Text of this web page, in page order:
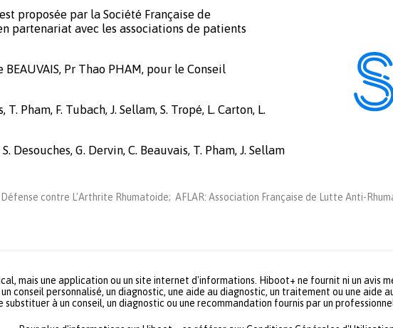
proposée par la Société Française de
partenariat avec les associations de patients
BEAUVAIS, Pr Thao PHAM, pour le Conseil
T. Pham, F. Tubach, J. Sellam, S. Tropé, L. Carton, L.
Desouches, G. Dervin, C. Beauvais, T. Pham, J. Sellam
contre L'Arthrite Rhumatoide; AFLAR: Association Française de Lutte Anti-
mais une application ou un site internet d'informations. Hiboot+ ne fournit ni un avis
conseil personnalisé, un diagnostic, une aide au diagnostic, un traitement ou une aide
substituer à un conseil, un diagnostic ou une recommandation fournis par un